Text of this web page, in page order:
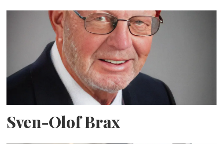
Sven-Olof Brax